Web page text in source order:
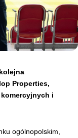
Properties,
i
ogólnopolskim,